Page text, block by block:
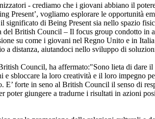
- crediamo che i giovani abbiano il
Present’, vogliamo esplorare le opportunità
significato di Being Present sia nello spazio
del British Council – Il focus group condotto in
su come i giovani nel Regno Unito e in
a distanza, aiutandoci nello sviluppo di
Council, ha affermato:"Sono lieta di dare
sbloccare la loro creatività e il loro impegno
E’ forte in seno al British Council il senso di
poter giungere a tradurne i risultati in azioni